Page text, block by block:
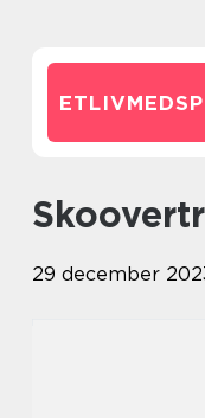
29 december